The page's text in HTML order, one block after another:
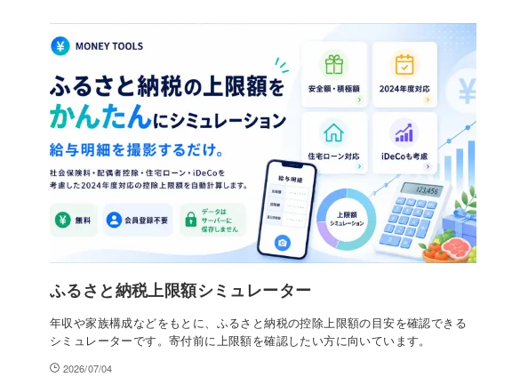
ふるさと納税上限額シミュレーター
年収や家族構成などをもとに、ふるさと納税の控除上限額の目安を確認できる
シミュレーターです。寄付前に上限額を確認したい方に向いています。
2026/07/04